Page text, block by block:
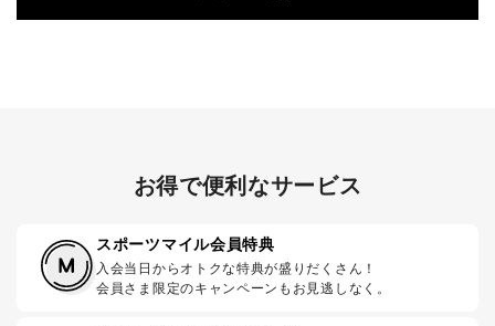
お得で便利なサービス
スポーツマイル会員特典
入会当日からオトクな特典が盛りだくさん！
会員さま限定のキャンペーンもお見逃しなく。